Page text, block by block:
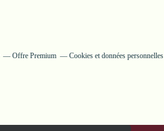
Offre Premium Cookies et données personnelles